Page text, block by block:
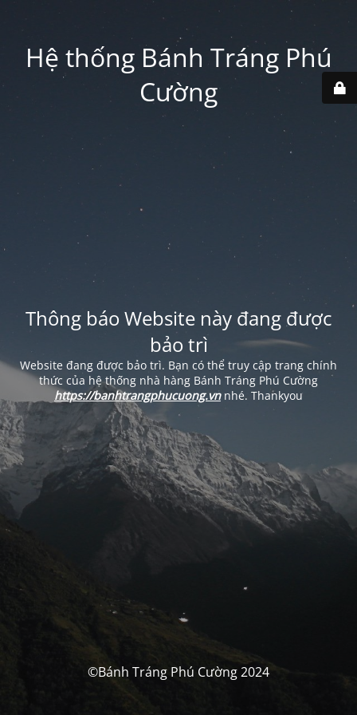
Hệ thống Bánh Tráng Phú
Cường
Thông báo Website này đang được
bảo trì
Website đang được bảo trì. Bạn có thể truy cập trang chính
thức của hệ thống nhà hàng Bánh Tráng Phú Cường
https://banhtrangphucuong.vnnhé. Thankyou
©Bánh Tráng Phú Cường 2024